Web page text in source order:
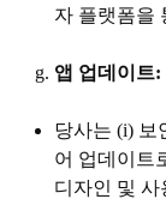
자 플랫폼을
g. 앱 업데이트:
당사는 (i) 보
어 업데이트
디자인 및 사